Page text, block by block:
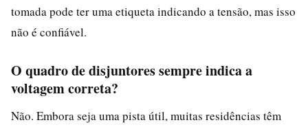
tomada pode ter uma etiqueta indicando a tensão, mas isso
não é confiável.
O quadro de disjuntores sempre indica a
voltagem correta?
Não. Embora seja uma pista útil, muitas residências têm